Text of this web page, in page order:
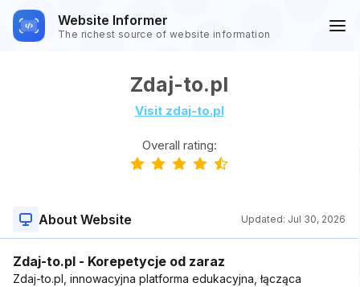
Website Informer
The richest source of website information
Zdaj-to.pl
Visit zdaj-to.pl
Overall rating:
About Website Updated: Jul 30, 2026
Zdaj-to.pl - Korepetycje od zaraz
Zdaj-to.pl, innowacyjna platforma edukacyjna, łącząca